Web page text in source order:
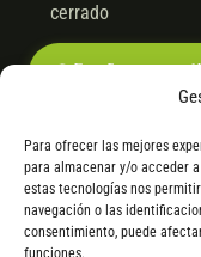
Para ofrecer las mejores
para almacenar y/o acceder
estas tecnologías nos
navegación o las
consentimiento, puede
cerrado
© 2026 Ebike.esAviso
VISA Mastercard